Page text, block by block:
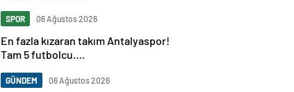
SPOR 06 Ağustos 2026
En fazla kızaran takım Antalyaspor!
Tam 5 futbolcu….
GÜNDEM 06 Ağustos 2026